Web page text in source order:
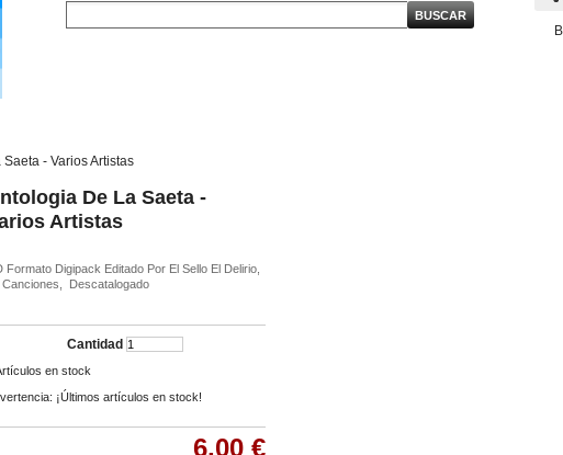
- Varios Artistas
De La Saeta -
Artistas
Formato Digipack Editado Por El Sello El Delirio,
Canciones, Descatalogado
Cantidad
en stock
¡Últimos artículos en stock!
6,00 €